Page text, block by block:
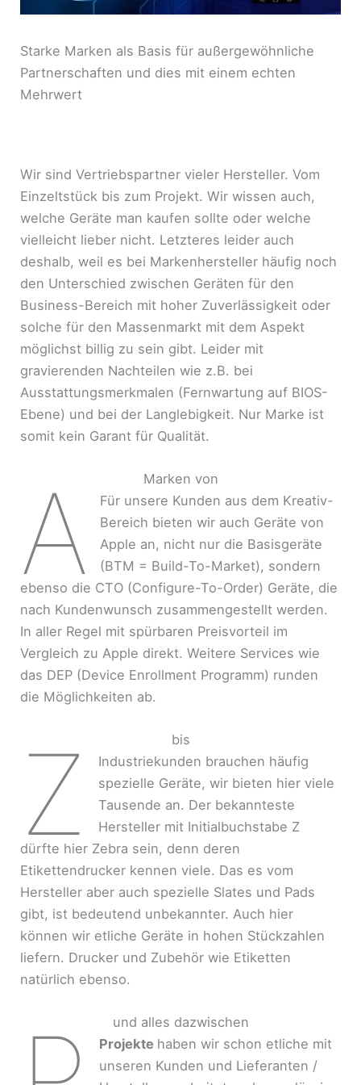
Starke Marken als Basis für außergewöhnliche
Partnerschaften und dies mit einem echten
Mehrwert
Wir sind Vertriebspartner vieler Hersteller. Vom
Einzeltstück bis zum Projekt. Wir wissen auch,
welche Geräte man kaufen sollte oder welche
vielleicht lieber nicht. Letzteres leider auch
deshalb, weil es bei Markenhersteller häufig noch
den Unterschied zwischen Geräten für den
Business-Bereich mit hoher Zuverlässigkeit oder
solche für den Massenmarkt mit dem Aspekt
möglichst billig zu sein gibt. Leider mit
gravierenden Nachteilen wie z.B. bei
Ausstattungsmerkmalen (Fernwartung auf BIOS-
Ebene) und bei der Langlebigkeit. Nur Marke ist
somit kein Garant für Qualität.
Marken von
A
Für unsere Kunden aus dem Kreativ-
Bereich bieten wir auch Geräte von
Apple an, nicht nur die Basisgeräte
(BTM = Build-To-Market), sondern
ebenso die CTO (Configure-To-Order) Geräte, die
nach Kundenwunsch zusammengestellt werden.
In aller Regel mit spürbaren Preisvorteil im
Vergleich zu Apple direkt. Weitere Services wie
das DEP (Device Enrollment Programm) runden
die Möglichkeiten ab.
bis
Z
Industriekunden brauchen häufig
spezielle Geräte, wir bieten hier viele
Tausende an. Der bekannteste
Hersteller mit Initialbuchstabe Z
dürfte hier Zebra sein, denn deren
Etikettendrucker kennen viele. Das es vom
Hersteller aber auch spezielle Slates und Pads
gibt, ist bedeutend unbekannter. Auch hier
können wir etliche Geräte in hohen Stückzahlen
liefern. Drucker und Zubehör wie Etiketten
natürlich ebenso.
und alles dazwischen
Projekte haben wir schon etliche mit
unseren Kunden und Lieferanten /